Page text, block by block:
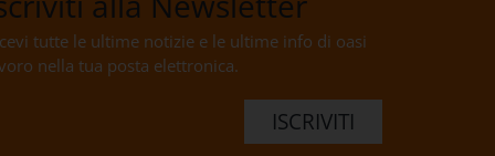
tutte le ultime notizie e le ultime info di oasi
nella tua posta elettronica.
ISCRIVITI